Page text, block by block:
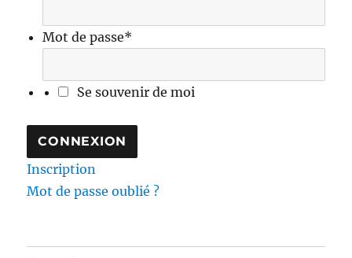
Mot de passe*
Se souvenir de moi
Inscription
Mot de passe oublié ?